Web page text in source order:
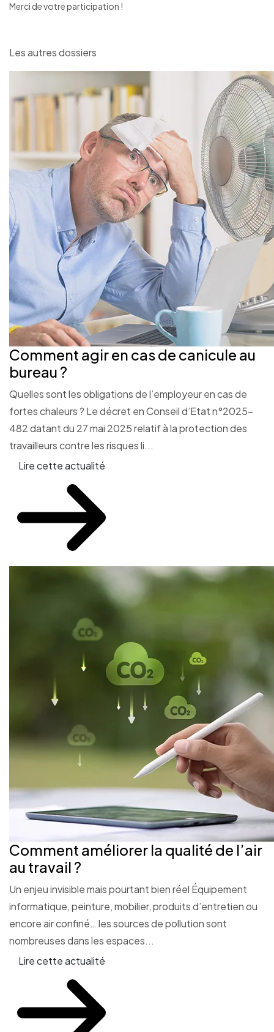
Merci de votre participation !
Les autres dossiers
Comment agir en cas de canicule au
bureau ?
Quelles sont les obligations de l’employeur en cas de
fortes chaleurs ? Le décret en Conseil d’Etat n°2025-
482 datant du 27 mai 2025 relatif à la protection des
travailleurs contre les risques li...
Lire cette actualité
Comment améliorer la qualité de l’air
au travail ?
Un enjeu invisible mais pourtant bien réel Équipement
informatique, peinture, mobilier, produits d’entretien ou
encore air confiné… les sources de pollution sont
nombreuses dans les espaces...
Lire cette actualité